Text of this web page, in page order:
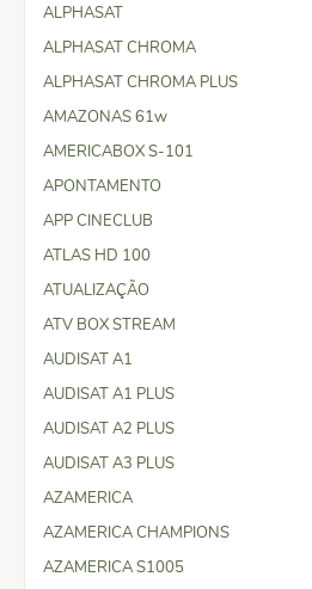
ALPHASAT
ALPHASAT CHROMA
ALPHASAT CHROMA PLUS
AMAZONAS 61w
AMERICABOX S-101
APONTAMENTO
APP CINECLUB
ATLAS HD 100
ATUALIZAÇÃO
ATV BOX STREAM
AUDISAT A1
AUDISAT A1 PLUS
AUDISAT A2 PLUS
AUDISAT A3 PLUS
AZAMERICA
AZAMERICA CHAMPIONS
AZAMERICA S1005